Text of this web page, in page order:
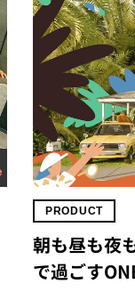
PRODUCT
朝も昼も夜
で過ごす